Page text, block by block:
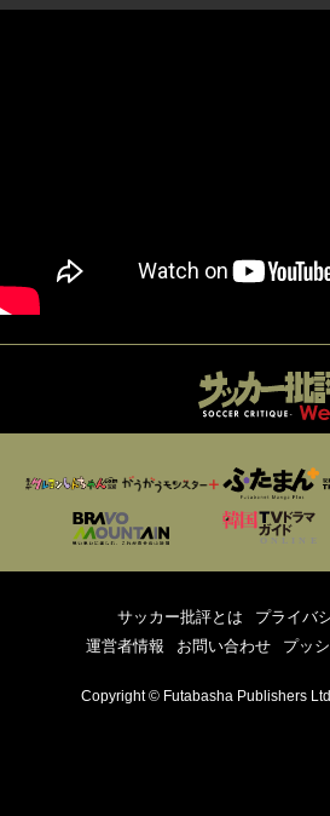
サッカー批評とは
プライバ
運営者情報
お問い合わせ プッ
Copyright © Futabasha Publishers